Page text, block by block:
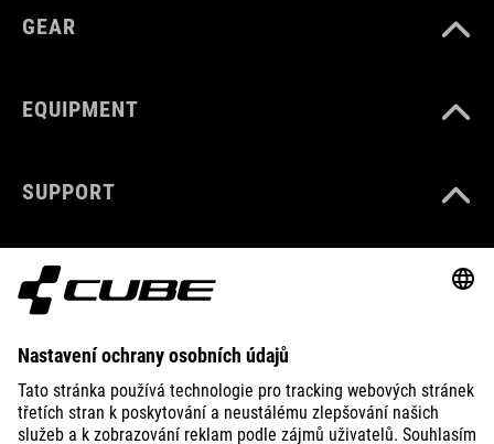
GEAR
EQUIPMENT
SUPPORT
ABOUT US
EXPLORE